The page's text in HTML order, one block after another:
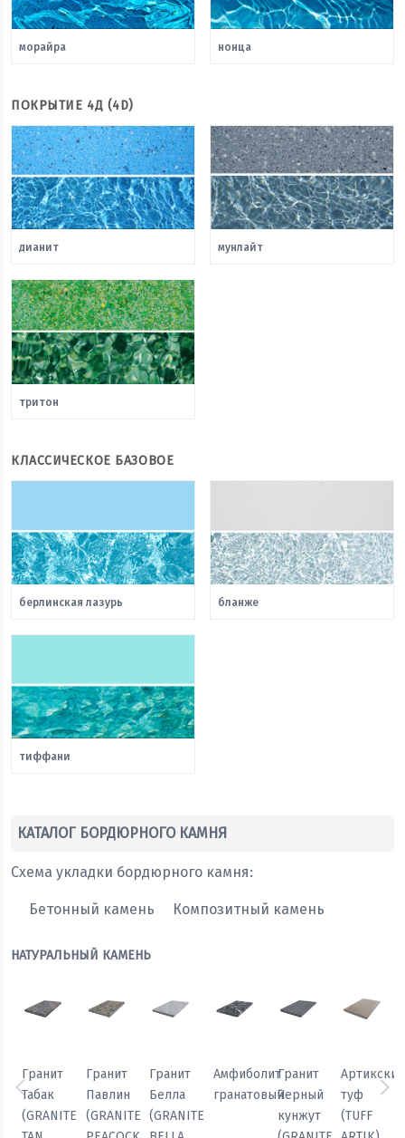
морайра нонца
ПОКРЫТИЕ 4Д (4D)
дианит мунлайт
тритон
КЛАССИЧЕСКОЕ БАЗОВОЕ
берлинская лазурь бланже
тиффани
КАТАЛОГ БОРДЮРНОГО КАМНЯ
Схема укладки бордюрного камня:
Бетонный камень Композитный камень
НАТУРАЛЬНЫЙ КАМЕНЬ
Гранит
Табак
(GRANITE
Гранит
Павлин
(GRANITE
Гранит
Белла
(GRANITE
Амфиболит
гранатовый
Гранит
Черный
кунжут
Артикский
туф
(TUFF
Предыдущий